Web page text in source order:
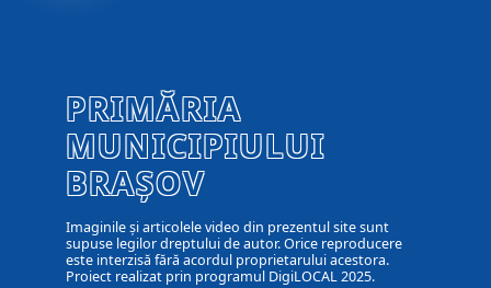
PRIMĂRIA
MUNICIPIULUI
BRAȘOV
Imaginile și articolele video din prezentul site sunt
supuse legilor dreptului de autor. Orice reproducere
este interzisă fără acordul proprietarului acestora.
Proiect realizat prin programul DigiLOCAL 2025.